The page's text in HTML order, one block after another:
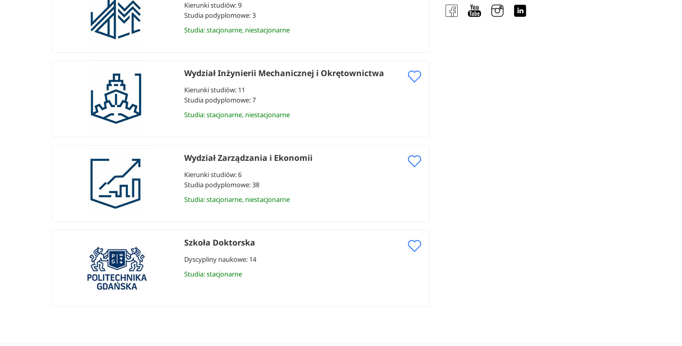
Kierunki studiów: 9
Studia podyplomowe: 3
Studia: stacjonarne, niestacjonarne
Wydział Inżynierii Mechanicznej i Okrętownictwa
Kierunki studiów: 11
Studia podyplomowe: 7
Studia: stacjonarne, niestacjonarne
Wydział Zarządzania i Ekonomii
Kierunki studiów: 6
Studia podyplomowe: 38
Studia: stacjonarne, niestacjonarne
Szkoła Doktorska
Dyscypliny naukowe: 14
Studia: stacjonarne